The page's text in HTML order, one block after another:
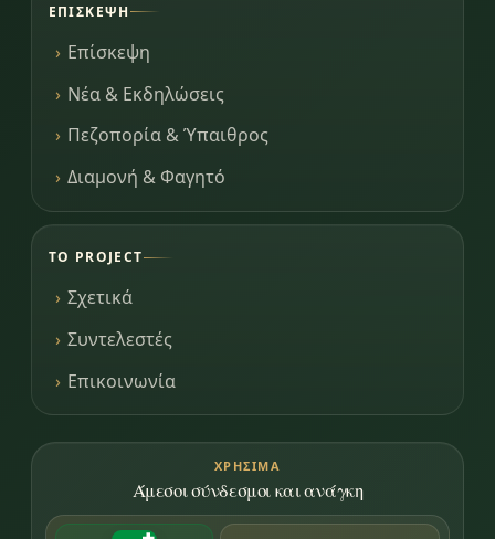
ΕΠΊΣΚΕΨΗ
Επίσκεψη
Νέα & Εκδηλώσεις
Πεζοπορία & Ύπαιθρος
Διαμονή & Φαγητό
ΤΟ PROJECT
Σχετικά
Συντελεστές
Επικοινωνία
ΧΡΉΣΙΜΑ
Άμεσοι σύνδεσμοι και ανάγκη